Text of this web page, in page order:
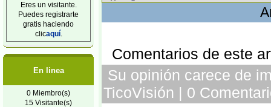
Eres un visitante.
Puedes registrarte
gratis haciendo
clicaquí.
En linea
0 Miembro(s)
15 Visitante(s)
Comentarios de este
Su opinión carece de
TicoVisión | 0